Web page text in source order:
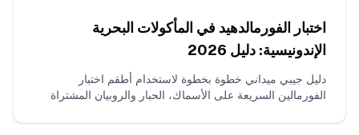
اختبار الفورمالدهيد في المأكولات البحرية
الإندونيسية: دليل 2026
دليل جيبي ميداني خطوة بخطوة لاستخدام أطقم اختبار
الفورمالين السريعة على الأسماك، الحبار والروبيان المشتراة